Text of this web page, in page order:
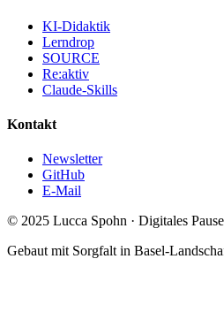
KI-Didaktik
Lerndrop
SOURCE
Re:aktiv
Claude-Skills
Kontakt
Newsletter
GitHub
E-Mail
© 2025 Lucca Spohn · Digitales
Gebaut mit Sorgfalt in Basel-